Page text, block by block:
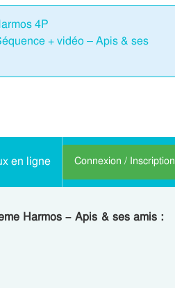
4P
+ vidéo – Apis & ses
en ligne Connexion / Inscription
Harmos – Apis & ses amis :